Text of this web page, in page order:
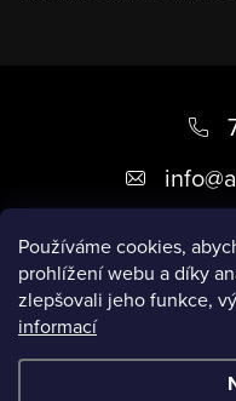
Používáme cookies,
prohlížení webu a díky
zlepšovali jeho funkce,
informací
a
info@
Užitečné informace